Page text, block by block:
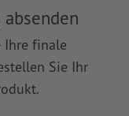
Ihre finale
Sie Ihr